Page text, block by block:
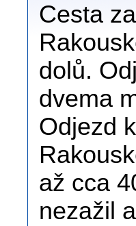
Cesta
dolů.
dvema
Odjezd
až cca
nezažil